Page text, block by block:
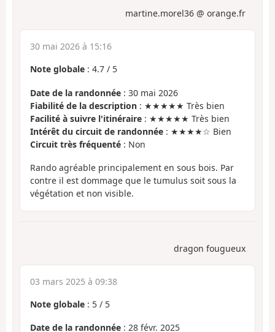
martine.morel36 @ orange.fr
30 mai 2026 à 15:16
Note globale : 4.7 / 5
Date de la randonnée : 30 mai 2026
Fiabilité de la description : ★★★★★ Très bien
Facilité à suivre l'itinéraire : ★★★★★ Très bien
Intérêt du circuit de randonnée : ★★★★☆ Bien
Circuit très fréquenté : Non
Rando agréable principalement en sous bois. Par
contre il est dommage que le tumulus soit sous la
végétation et non visible.
dragon fougueux
03 mars 2025 à 09:38
Note globale : 5 / 5
Date de la randonnée : 28 févr. 2025